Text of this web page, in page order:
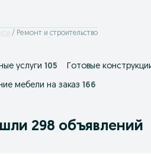
Ремонт и строительство
услуги 105 Готовые
мебели на заказ 166
298 объявлений